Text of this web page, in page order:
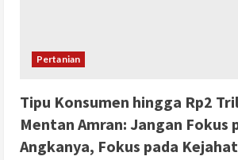
Pertanian
Tipu Konsumen hingga Rp2
Mentan Amran: Jangan Fokus
Angkanya, Fokus pada